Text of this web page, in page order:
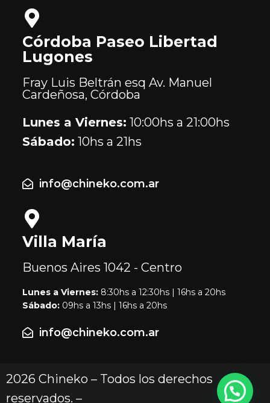
Córdoba Paseo Libertad
Lugones
Fray Luis Beltrán esq Av. Manuel
Cardeñosa, Córdoba
Lunes a Viernes: 10:00hs a 21:00hs
Sábado: 10hs a 21hs
info@chineko.com.ar
Villa María
Buenos Aires1042 - Centro
Lunes a Viernes: 8:30hs a 12:30hs | 16hs a 20hs
Sábado: 09hs a 13hs | 16hs a 20hs
info@chineko.com.ar
2026 Chineko – Todos los derechos
reservados. –